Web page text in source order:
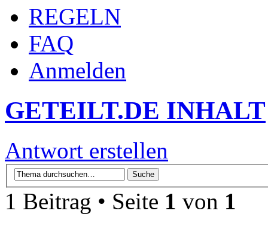
REGELN
FAQ
Anmelden
GETEILT.DE INHALT
Antwort erstellen
1 Beitrag • Seite 1 von 1